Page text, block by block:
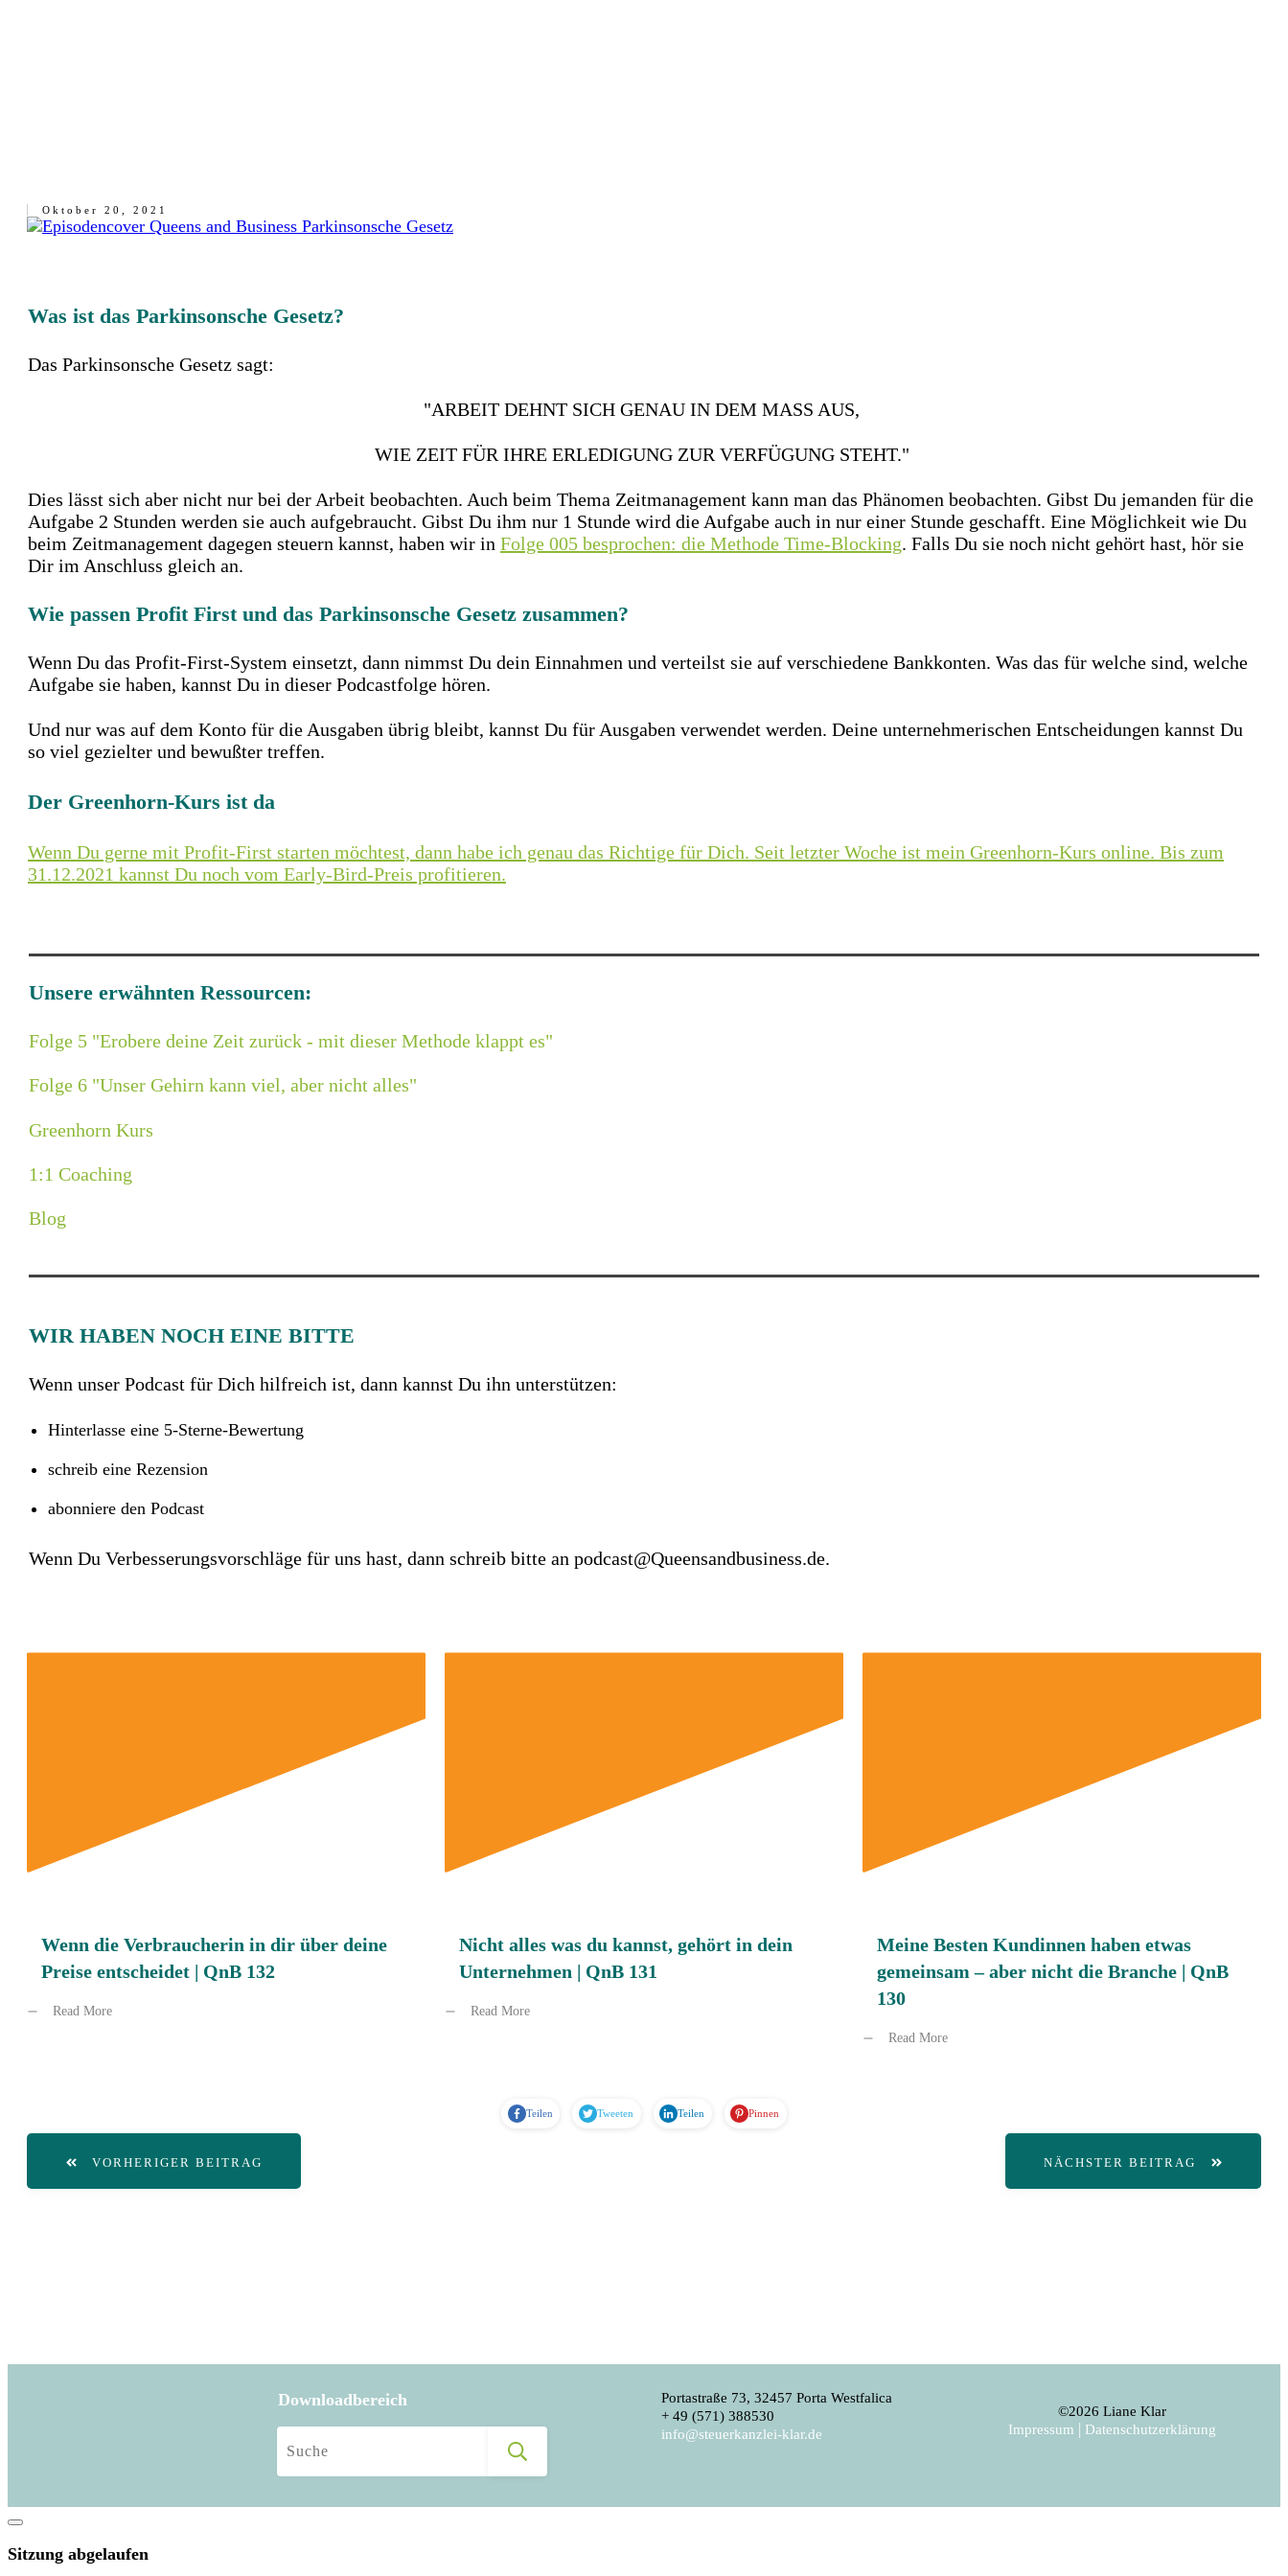
Oktober 20, 2021
Was ist das Parkinsonsche Gesetz?
Das Parkinsonsche Gesetz sagt:
"ARBEIT DEHNT SICH GENAU IN DEM MASS AUS,
WIE ZEIT FÜR IHRE ERLEDIGUNG ZUR VERFÜGUNG STEHT."
Dies lässt sich aber nicht nur bei der Arbeit beobachten. Auch beim Thema Zeitmanagement kann man das Phänomen beobachten. Gibst Du jemanden für die
Aufgabe 2 Stunden werden sie auch aufgebraucht. Gibst Du ihm nur 1 Stunde wird die Aufgabe auch in nur einer Stunde geschafft. Eine Möglichkeit wie Du
beim Zeitmanagement dagegen steuern kannst, haben wir in Folge 005 besprochen: die Methode Time-Blocking. Falls Du sie noch nicht gehört hast, hör sie
Dir im Anschluss gleich an.
Wie passen Profit First und das Parkinsonsche Gesetz zusammen?
Wenn Du das Profit-First-System einsetzt, dann nimmst Du dein Einnahmen und verteilst sie auf verschiedene Bankkonten. Was das für welche sind, welche
Aufgabe sie haben, kannst Du in dieser Podcastfolge hören.
Und nur was auf dem Konto für die Ausgaben übrig bleibt, kannst Du für Ausgaben verwendet werden. Deine unternehmerischen Entscheidungen kannst Du
so viel gezielter und bewußter treffen.
Der Greenhorn-Kurs ist da
Wenn Du gerne mit Profit-First starten möchtest, dann habe ich genau das Richtige für Dich. Seit letzter Woche ist mein Greenhorn-Kurs online. Bis zum
31.12.2021 kannst Du noch vom Early-Bird-Preis profitieren.
Unsere erwähnten Ressourcen:
Folge 5 "Erobere deine Zeit zurück - mit dieser Methode klappt es"
Folge 6 "Unser Gehirn kann viel, aber nicht alles"
Greenhorn Kurs
1:1 Coaching
Blog
WIR HABEN NOCH EINE BITTE
Wenn unser Podcast für Dich hilfreich ist, dann kannst Du ihn unterstützen:
Hinterlasse eine 5-Sterne-Bewertung
schreib eine Rezension
abonniere den Podcast
Wenn Du Verbesserungsvorschläge für uns hast, dann schreib bitte an podcast@Queensandbusiness.de.
Wenn die Verbraucherin in dir über deine
Preise entscheidet | QnB 132
Read More
Nicht alles was du kannst, gehört in dein
Unternehmen | QnB 131
Read More
Meine Besten Kundinnen haben etwas
gemeinsam – aber nicht die Branche | QnB
130
Read More
Teilen Tweeten Teilen Pinnen
VORHERIGER BEITRAG NÄCHSTER BEITRAG
Downloadbereich
Portastraße 73, 32457 Porta Westfalica
+ 49 (571) 388530
info@steuerkanzlei-klar.de
©2026 Liane Klar
Impressum | Datenschutzerklärung
Dialog
Sitzung abgelaufen